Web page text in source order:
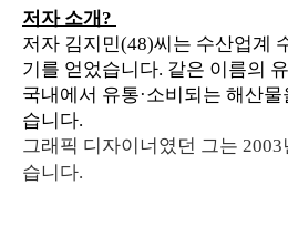
저자 소개?
저자 김지민(48)씨는 수산업계
기를 얻었습니다. 같은 이름의
국내에서 유통·소비되는 해산
습니다.
그래픽 디자이너였던 그는
습니다.